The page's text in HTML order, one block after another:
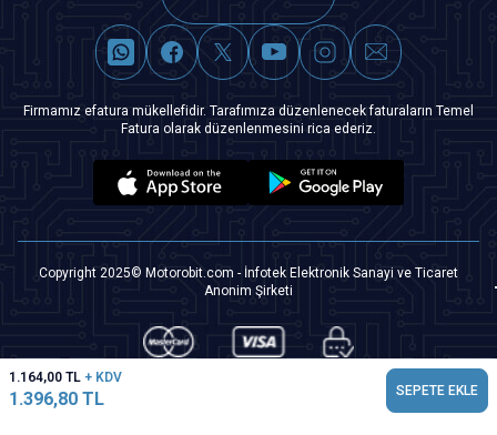
1.164,00 TL + KDV
1.396,80 TL SEPETE EKLE
Firmamız efatura mükellefidir. Tarafımıza düzenlenecek faturaların Temel
Fatura olarak düzenlenmesini rica ederiz.
Copyright 2025© Motorobit.com - İnfotek Elektronik Sanayi ve Ticaret
Anonim Şirketi